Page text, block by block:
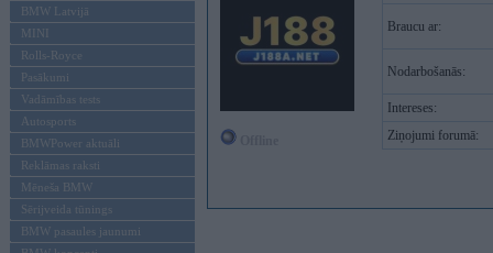
BMW Latvijā
MINI
Rolls-Royce
Pasākumi
Vadāmības tests
Autosports
BMWPower aktuāli
Reklāmas raksti
Mēneša BMW
Sērijveida tūnings
BMW pasaules jaunumi
Braucu ar:
Nodarbošanās:
Intereses:
Ziņojumi forumā: